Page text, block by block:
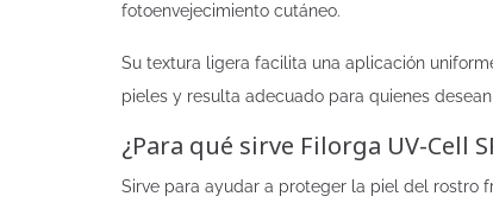
fotoenvejecimiento cutáneo.
Su textura ligera facilita una aplicación
pieles y resulta adecuado para quienes
¿Para qué sirve Filorga UV-Cell
Sirve para ayudar a proteger la piel del rostro